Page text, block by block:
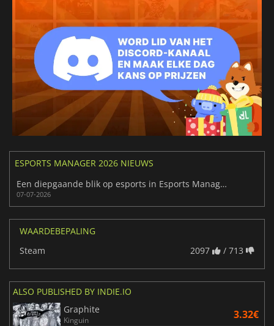
ESPORTS MANAGER 2026 NIEUWS
Een diepgaande blik op esports in Esports Manager 2026
07-07-2026
WAARDEBEPALING
Steam
2097 / 713
ALSO PUBLISHED BY INDIE.IO
Graphite
Kinguin 3.32€